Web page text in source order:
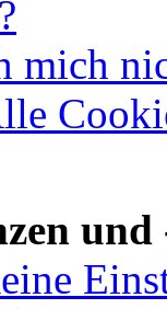
mich
und